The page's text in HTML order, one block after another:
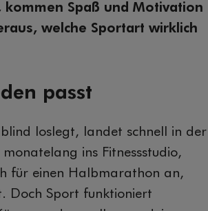
Spaß und Motivation
welche Sportart wirklich
passt
loslegt, landet schnell in der
ins Fitnessstudio,
für einen Halbmarathon an,
Doch Sport funktioniert